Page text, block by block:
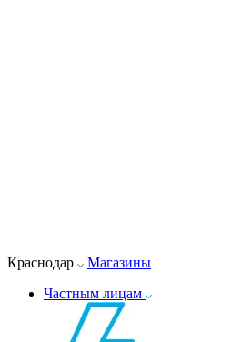
Краснодар
Магазины
Частным лицам